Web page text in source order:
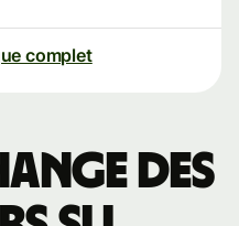
complet
des